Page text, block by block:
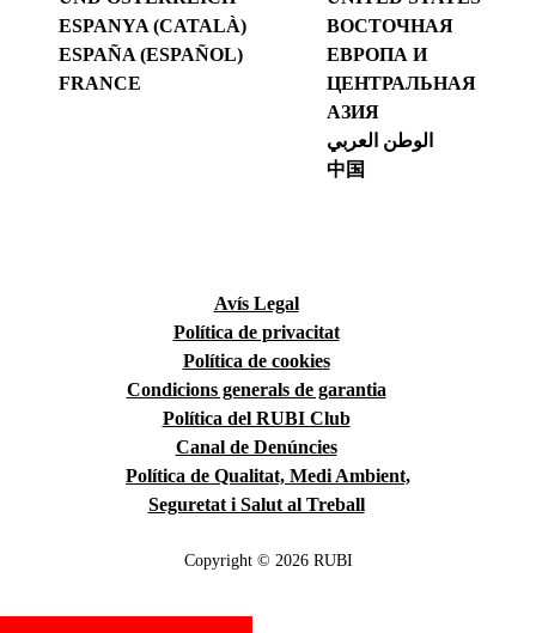
ESPANYA (CATALÀ)
ESPAÑA (ESPAÑOL)
FRANCE
ВОСТОЧНАЯ
ЕВРОПА И
ЦЕНТРАЛЬНАЯ
АЗИЯ
الوطن العربي
中国
Avís Legal
Política de privacitat
Política de cookies
Condicions generals de garantia
Política del RUBI Club
Canal de Denúncies
Política de Qualitat, Medi Ambient,
Seguretat i Salut al Treball
Copyright © 2026 RUBI